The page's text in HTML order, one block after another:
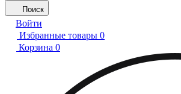
Поиск
Войти
Избранные товары 0
Корзина 0